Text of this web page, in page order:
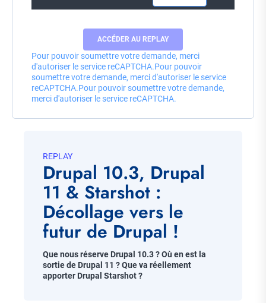
REPLAY
Drupal 10.3, Drupal
11 & Starshot :
Décollage vers le
futur de Drupal !
Chapo
Que nous réserve Drupal 10.3 ? Où en est la
sortie de Drupal 11 ? Que va réellement
apporter Drupal Starshot ?​
Pour pouvoir soumettre votre demande, merci
d'autoriser le service reCAPTCHA.Pour pouvoir
soumettre votre demande, merci d'autoriser le service
reCAPTCHA.Pour pouvoir soumettre votre demande,
merci d'autoriser le service reCAPTCHA.